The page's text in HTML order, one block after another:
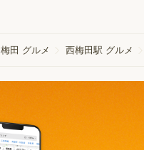
梅田 グルメ 西梅田駅 グルメ